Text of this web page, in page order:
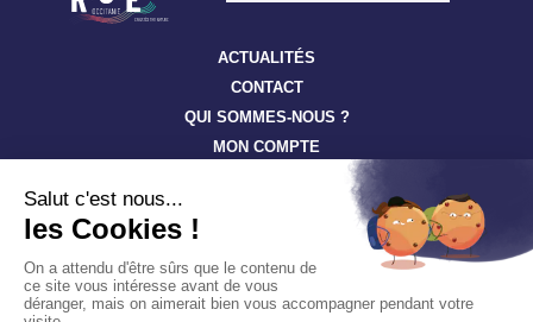
ACTUALITÉS
CONTACT
QUI SOMMES-NOUS ?
MON COMPTE
Suivez toute l’actualité à travers nos newsletters
S'ABONNER